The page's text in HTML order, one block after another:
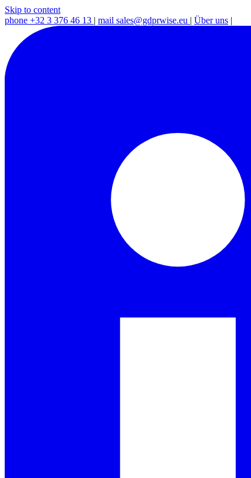
Skip to content
phone +32 3 376 46 13 | mail sales@gdprwise.eu | Über uns |